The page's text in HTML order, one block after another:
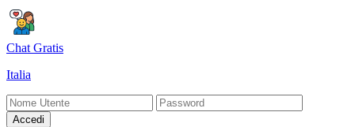
Chat Gratis
Italia
Accedi